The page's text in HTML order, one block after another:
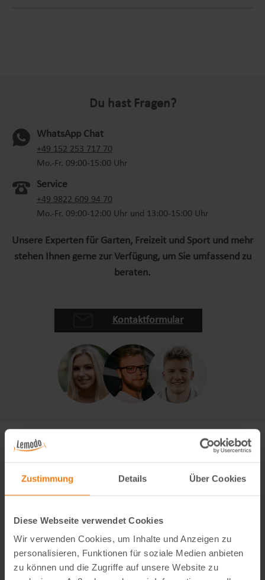
Zustimmung Details Über Cookies
Diese Webseite verwendet Cookies
Wir verwenden Cookies, um Inhalte und Anzeigen zu
personalisieren, Funktionen für soziale Medien anbieten
zu können und die Zugriffe auf unsere Website zu
Du hast Fragen?
WhatsApp Chat
+49 152 253 717 70
Mo.-Fr. 09:00-15:00 Uhr
Service
+49 9822 609 94 70
Mo.-Fr. 09:00-12:00 Uhr und 13:00-15:00 Uhr
Unsere Experten für Garten, Freizeit und Sport und mehr
stehen Ihnen gerne zur Verfügung, um Sie umfassend zu
beraten.
Kontaktformular